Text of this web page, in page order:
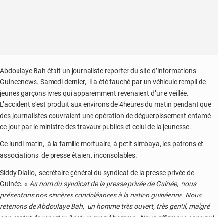
Abdoulaye Bah était un journaliste reporter du site d’informations
Guineenews. Samedi dernier, il a été fauché par un véhicule rempli de
jeunes garçons ivres qui apparemment revenaient d’une veillée.
L’accident s’est produit aux environs de 4heures du matin pendant que
des journalistes couvraient une opération de déguerpissement entamé
ce jour par le ministre des travaux publics et celui de la jeunesse.
Ce lundi matin, à la famille mortuaire, à petit simbaya, les patrons et
associations de presse étaient inconsolables.
Siddy Diallo, secrétaire général du syndicat de la presse privée de
Guinée. « Au nom du syndicat de la presse privée de Guinée, nous
présentons nos sincères condoléances à la nation guinéenne. Nous
retenons de Abdoulaye Bah, un homme très ouvert, très gentil, malgré